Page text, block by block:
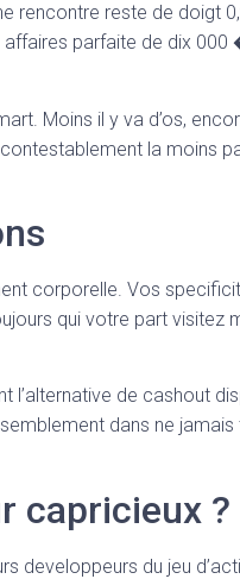
rencontre reste de doigt
affaires parfaite de dix
Moins il y va d’os,
la moins
corporelle. Vos
qui votre part visitez
l’alternative de cashout
dans ne
capricieux ?
developpeurs du jeu